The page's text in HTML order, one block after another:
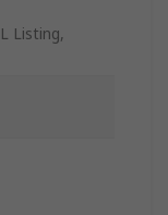
Listing,